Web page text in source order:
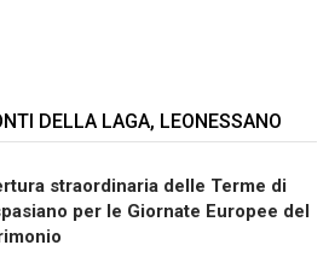
DELLA LAGA, LEONESSANO
straordinaria delle Terme di
per le Giornate Europee del